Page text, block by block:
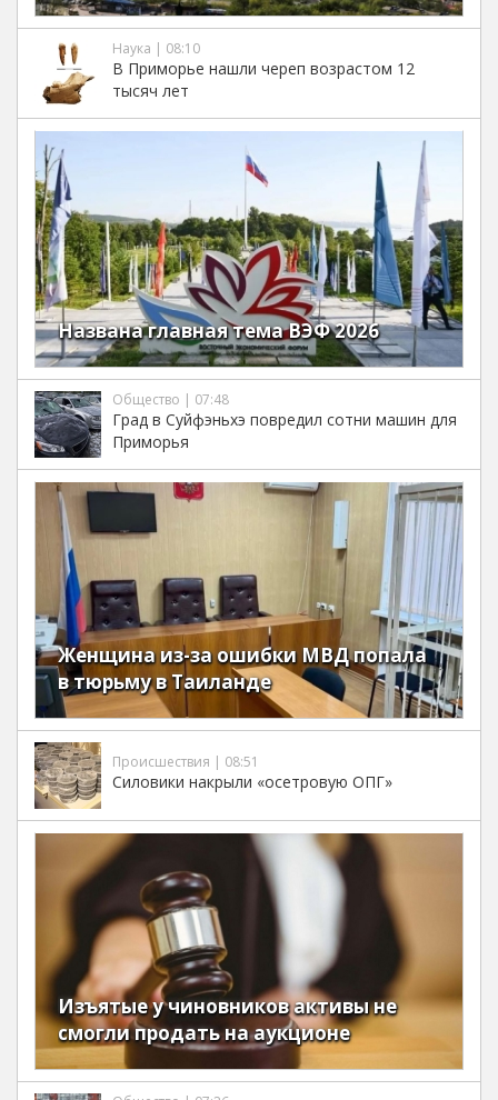
Наука | 08:10
В Приморье нашли череп возрастом 12
тысяч лет
Названа главная тема ВЭФ 2026
Общество | 07:48
Град в Суйфэньхэ повредил сотни машин для
Приморья
Женщина из-за ошибки МВД попала
в тюрьму в Таиланде
Происшествия | 08:51
Силовики накрыли «осетровую ОПГ»
Изъятые у чиновников активы не
смогли продать на аукционе